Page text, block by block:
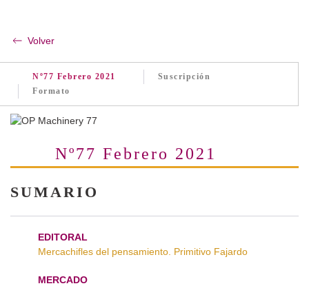
Volver
Nº77 Febrero 2021
Suscripción
Formato
Nº77 Febrero 2021
SUMARIO
EDITORAL
Mercachifles del pensamiento. Primitivo Fajardo
MERCADO